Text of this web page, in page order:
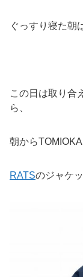
ぐっすり寝た朝
この日は取り合
ら、
朝から
RATSのジャケ